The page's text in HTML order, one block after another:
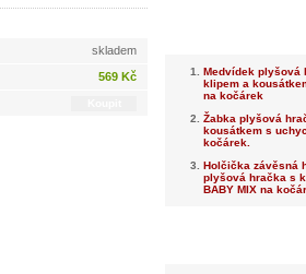
skladem
569 Kč
Medvídek plyšová
klipem a
na kočárek
Žabka plyšová
kousátkem s
kočárek.
Holčička závěsná
plyšová hračka s
BABY MIX na